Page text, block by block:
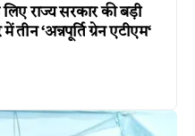
लिए राज्य सरकार की बड़ी
‘अन्नपूर्ति ग्रेन एटीएम‘